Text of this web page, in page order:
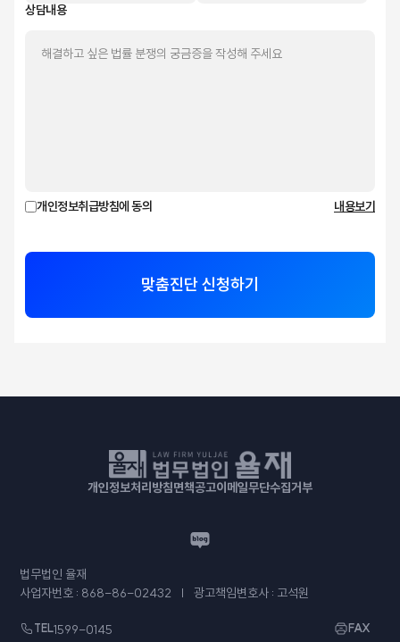
상담내용
개인정보취급방침에 동의 내용보기
맞춤진단 신청하기
개인정보처리방침면책공고이메일무단수집거부
법무법인 율재
사업자번호 : 868-86-02432
광고책임변호사 : 고석원
TEL1599-0145 FAX